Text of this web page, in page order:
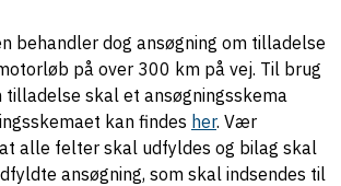
behandler dog ansøgning om tilladelse
på over 300 km på vej. Til brug
tilladelse skal et ansøgningsskema
kan findes her. Vær
alle felter skal udfyldes og bilag skal
ansøgning, som skal indsendes til